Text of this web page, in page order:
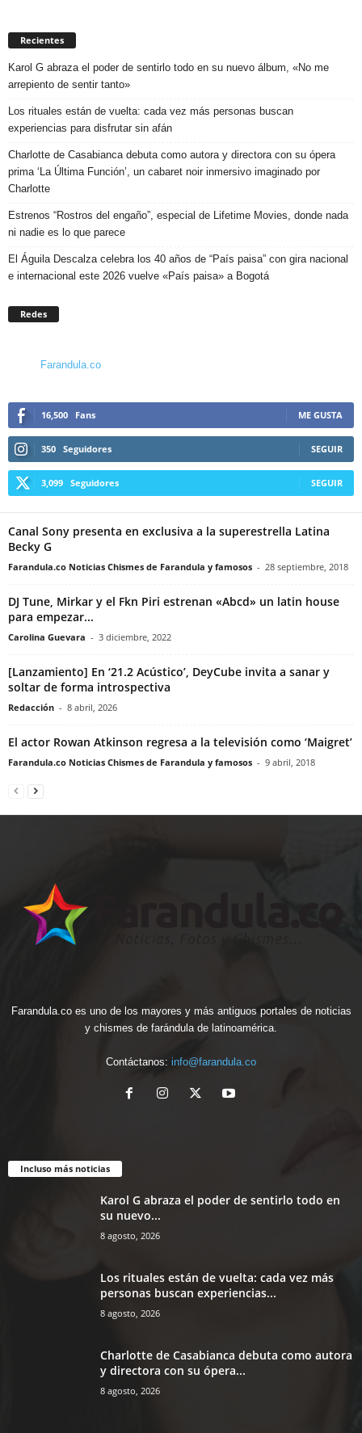
Recientes
Karol G abraza el poder de sentirlo todo en su nuevo álbum, «No me
arrepiento de sentir tanto»
Los rituales están de vuelta: cada vez más personas buscan
experiencias para disfrutar sin afán
Charlotte de Casabianca debuta como autora y directora con su ópera
prima ‘La Última Función’, un cabaret noir inmersivo imaginado por
Charlotte
Estrenos “Rostros del engaño”, especial de Lifetime Movies, donde nada
ni nadie es lo que parece
El Águila Descalza celebra los 40 años de “País paisa” con gira nacional
e internacional este 2026 vuelve «País paisa» a Bogotá
Redes
Farandula.co
16,500 Fans ME GUSTA
350 Seguidores SEGUIR
3,099 Seguidores SEGUIR
Canal Sony presenta en exclusiva a la superestrella Latina
Becky G
Farandula.co Noticias Chismes de Farandula y famosos - 28 septiembre, 2018
DJ Tune, Mirkar y el Fkn Piri estrenan «Abcd» un latin house
para empezar...
Carolina Guevara - 3 diciembre, 2022
[Lanzamiento] En ‘21.2 Acústico’, DeyCube invita a sanar y
soltar de forma introspectiva
Redacción - 8 abril, 2026
El actor Rowan Atkinson regresa a la televisión como ‘Maigret’
Farandula.co Noticias Chismes de Farandula y famosos - 9 abril, 2018
Farandula.co es uno de los mayores y más antiguos portales de noticias
y chismes de farándula de latinoamérica.
Contáctanos: info@farandula.co
Incluso más noticias
Karol G abraza el poder de sentirlo todo en
su nuevo...
8 agosto, 2026
Los rituales están de vuelta: cada vez más
personas buscan experiencias...
8 agosto, 2026
Charlotte de Casabianca debuta como autora
y directora con su ópera...
8 agosto, 2026